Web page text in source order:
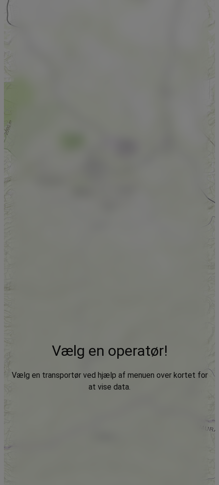
Vælg en operatør!
Vælg en transportør ved hjælp af menuen over kortet for
at vise data.